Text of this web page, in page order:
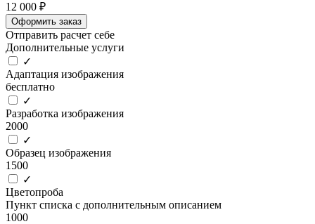
12 000 ₽
Оформить заказ
Отправить расчет себе
Дополнительные услуги
✓
Адаптация изображения
бесплатно
✓
Разработка изображения
2000
✓
Образец изображения
1500
✓
Цветопроба
Пункт списка с дополнительным описанием
1000